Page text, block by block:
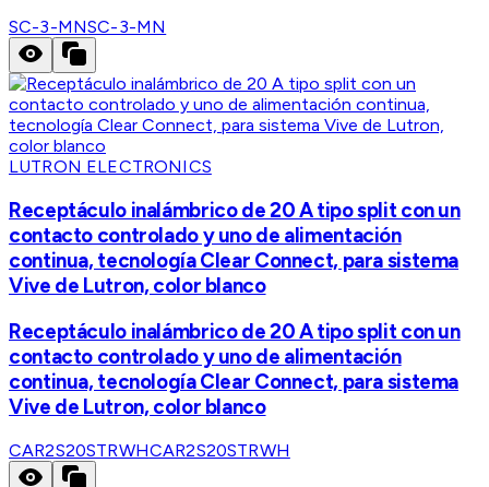
SC-3-MNSC-3-MN
LUTRON ELECTRONICS
Receptáculo inalámbrico de 20 A tipo split con un
contacto controlado y uno de alimentación
continua, tecnología Clear Connect, para sistema
Vive de Lutron, color blanco
Receptáculo inalámbrico de 20 A tipo split con un
contacto controlado y uno de alimentación
continua, tecnología Clear Connect, para sistema
Vive de Lutron, color blanco
CAR2S20STRWHCAR2S20STRWH